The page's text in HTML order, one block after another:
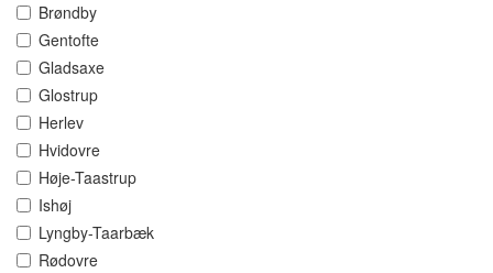
Brøndby
Gentofte
Gladsaxe
Glostrup
Herlev
Hvidovre
Høje-Taastrup
Ishøj
Lyngby-Taarbæk
Rødovre